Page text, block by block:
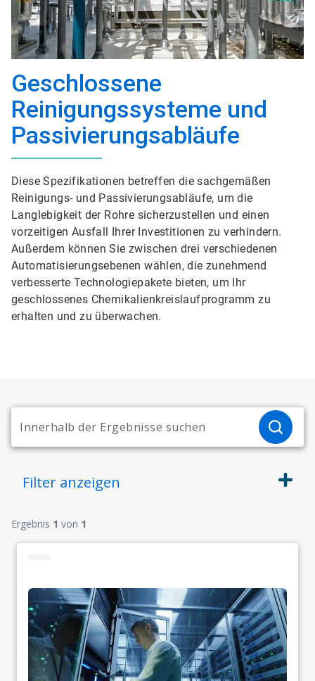
Geschlossene
Reinigungssysteme und
Passivierungsabläufe
Diese Spezifikationen betreffen die sachgemäßen
Reinigungs- und Passivierungsabläufe, um die
Langlebigkeit der Rohre sicherzustellen und einen
vorzeitigen Ausfall Ihrer Investitionen zu verhindern.
Außerdem können Sie zwischen drei verschiedenen
Automatisierungsebenen wählen, die zunehmend
verbesserte Technologiepakete bieten, um Ihr
geschlossenes Chemikalienkreislaufprogramm zu
erhalten und zu überwachen.
Filter anzeigen
Ergebnis 1 von 1